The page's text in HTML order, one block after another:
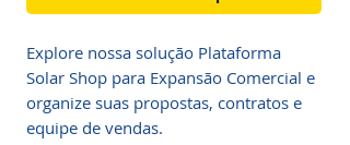
Explore nossa solução Plataforma
Solar Shop para Expansão Comercial e
organize suas propostas, contratos e
equipe de vendas.